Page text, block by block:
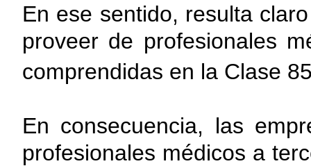
En ese sentido, resulta
proveer de profesionales
comprendidas en la Clase
En consecuencia, las
profesionales médicos a